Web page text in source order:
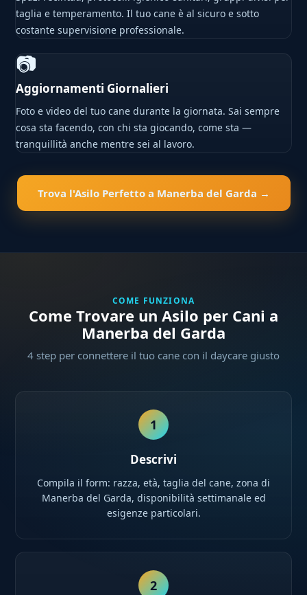
taglia e temperamento. Il tuo cane è al sicuro e sotto
costante supervisione professionale.
📷
Aggiornamenti Giornalieri
Foto e video del tuo cane durante la giornata. Sai sempre
cosa sta facendo, con chi sta giocando, come sta —
tranquillità anche mentre sei al lavoro.
Trova l'Asilo Perfetto a Manerba del Garda →
COME FUNZIONA
Come Trovare un Asilo per Cani a
Manerba del Garda
4 step per connettere il tuo cane con il daycare giusto
1
Descrivi
Compila il form: razza, età, taglia del cane, zona di
Manerba del Garda, disponibilità settimanale ed
esigenze particolari.
2